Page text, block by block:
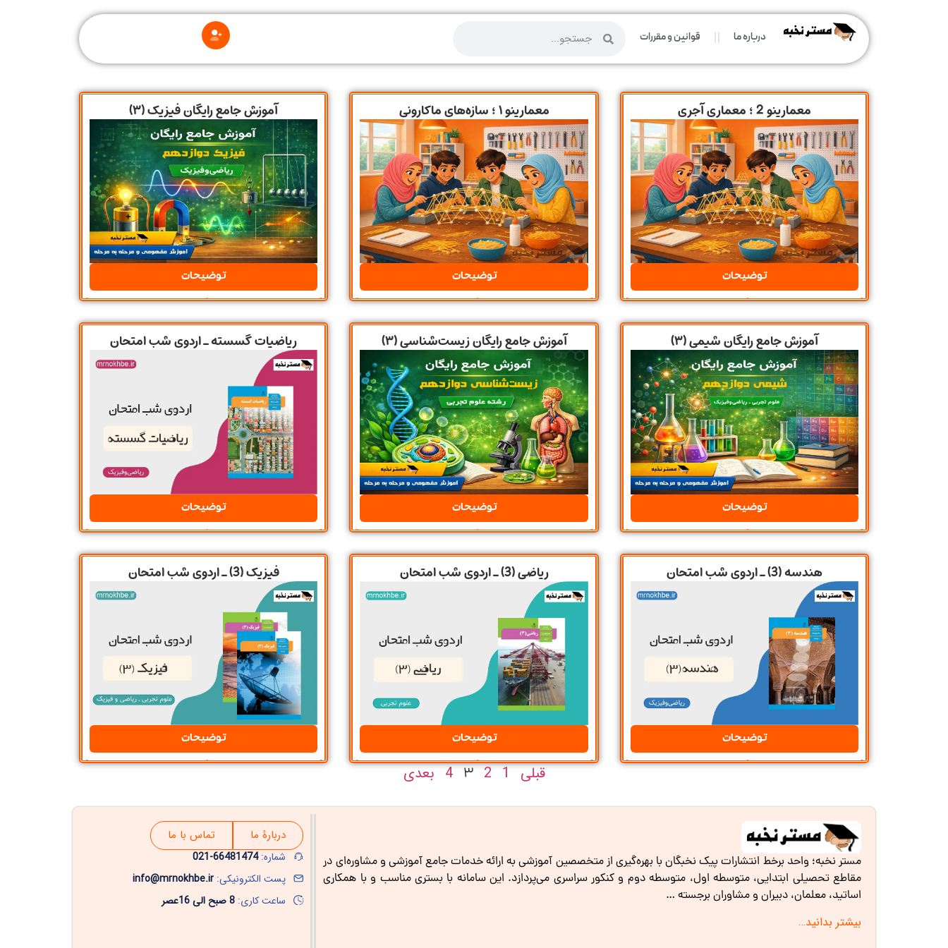
درباره ما قوانین و مقررات
معمارینو 2 ؛ معماری آجری
توضیحات
معمارینو ۱ ؛ سازه‌های ماکارونی
توضیحات
آموزش جامع رایگان فیزیک (۳)
توضیحات
آموزش جامع رایگان شیمی (۳)
توضیحات
آموزش جامع رایگان زیست‌شناسی (۳)
توضیحات
ریاضیات گسسته ـ اردوی شب امتحان
توضیحات
هندسه (3) ـ اردوی شب امتحان
توضیحات
ریاضی (3) ـ اردوی شب امتحان
توضیحات
فیزیک (3) ـ اردوی شب امتحان
توضیحات
قبلی 1
2
3
4 بعدی
مستر نخبه؛ واحد برخط انتشارات پیک نخبگان با بهره‌گیری از متخصصین آموزشی به ارائه خدمات جامع آموزشی و مشاوره‌ای در
مقاطع تحصیلی ابتدایی، متوسطه اول، متوسطه دوم و کنکور سراسری می‌پردازد. این سامانه با بستری مناسب و با همکاری
اساتید، معلمان، دبیران و مشاوران برجسته …
بیشتر بدانید…
دربارۀ ما تماس با ما
شماره:66481474-021
پست الکترونیکی:info@mrnokhbe.ir
ساعت کاری:8 صبح الی 16عصر